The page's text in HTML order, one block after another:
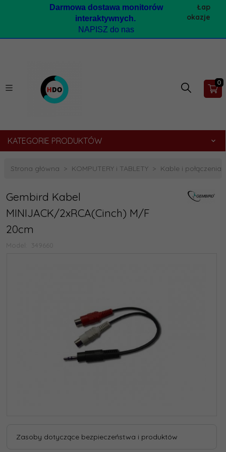
Darmowa dostawa monitorów
interaktywnych.
NAPISZ do nas
Łap
okazje
0
KATEGORIE PRODUKTÓW
Strona główna KOMPUTERY i TABLETY Kable i połączenia
Gembird Kabel
MINIJACK/2xRCA(Cinch) M/F
20cm
Model: 349660
Zasoby dotyczące bezpieczeństwa i produktów